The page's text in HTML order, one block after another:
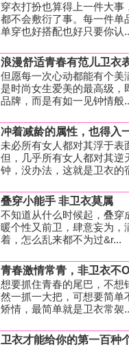
穿衣打扮也算得上一件大事
都不会敷衍了事。每一件单
单穿也好搭配也好只要你认
浪漫舒适青春有范儿卫衣
但愿每一次心动都能有个美
是时尚女生爱美的最高级，
品牌，而是有如一见钟情般
冲着减龄的属性，也得入
未必所有女人都对其浮于表
但，几乎所有女人都对其逆
钟，没办法，这就是卫衣的
叠穿小能手 非卫衣莫属
不知道从什么时候起，叠穿
暖个性又前卫，肆意妄为，
着，怎么乱来都不为过&r...
青春激情常青，非卫衣不
想要抓住青春的尾巴，不想
然一抓一大把，可想要简单
矫情，最简单就是卫衣常袈
卫衣才能给你的第一百种